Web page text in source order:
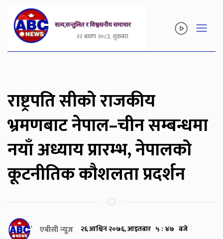
२२ श्रावण २०८३, शुक्रबार
राष्ट्रपति सीको राजकीय
भ्रमणबाट नेपाल–चीन सम्बन्धमा
नयाँ अध्याय प्रारम्भ, नेपालको
कूटनीतिक कौशलता प्रदर्शन
एबीसी न्यूज २६ आश्विन २०७६, आइतबार ५ : ४७ बजे